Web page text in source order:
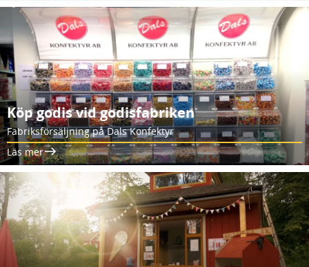
Köp godis vid godisfabriken
Fabriksförsäljning på Dals Konfektyr
Läs mer